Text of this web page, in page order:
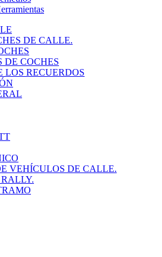
DE CALLE.
DE COCHES
RECUERDOS
VEHÍCULOS DE CALLE.